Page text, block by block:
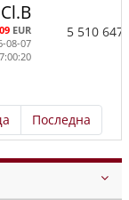
EUR
08-07
5 510 647
Последна